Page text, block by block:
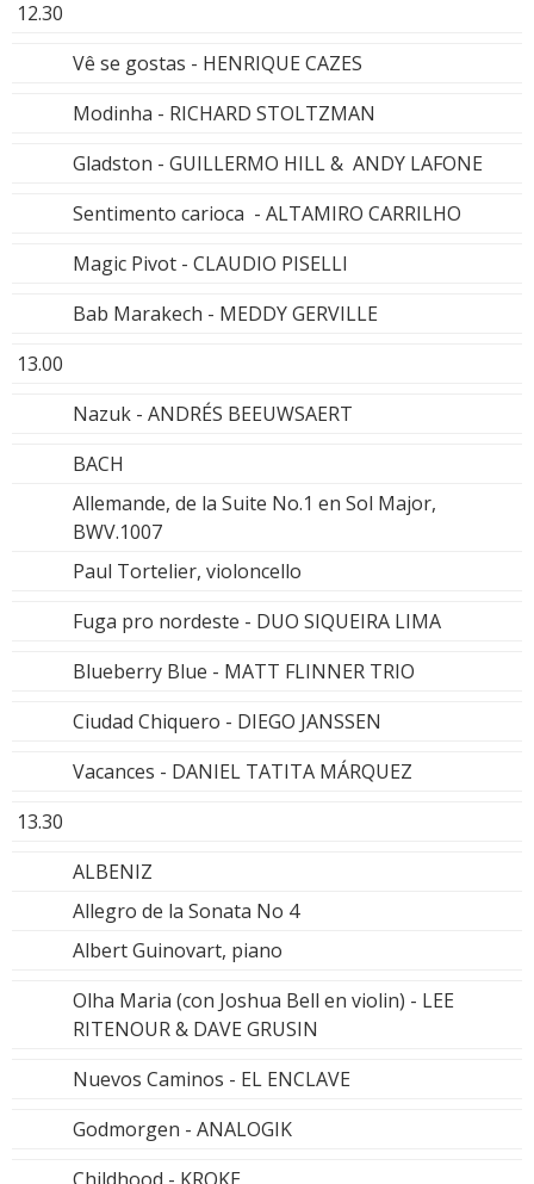
12.30
Vê se gostas - HENRIQUE CAZES
Modinha - RICHARD STOLTZMAN
Gladston - GUILLERMO HILL & ANDY LAFONE
Sentimento carioca - ALTAMIRO CARRILHO
Magic Pivot - CLAUDIO PISELLI
Bab Marakech - MEDDY GERVILLE
13.00
Nazuk - ANDRÉS BEEUWSAERT
BACH
Allemande, de la Suite No.1 en Sol Major,
BWV.1007
Paul Tortelier, violoncello
Fuga pro nordeste - DUO SIQUEIRA LIMA
Blueberry Blue - MATT FLINNER TRIO
Ciudad Chiquero - DIEGO JANSSEN
Vacances - DANIEL TATITA MÁRQUEZ
13.30
ALBENIZ
Allegro de la Sonata No 4
Albert Guinovart, piano
Olha Maria (con Joshua Bell en violin) - LEE
RITENOUR & DAVE GRUSIN
Nuevos Caminos - EL ENCLAVE
Godmorgen - ANALOGIK
Childhood - KROKE